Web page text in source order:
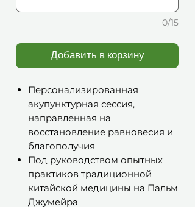
0/15
Добавить в корзину
Персонализированная
акупунктурная сессия,
направленная на
восстановление равновесия и
благополучия
Под руководством опытных
практиков традиционной
китайской медицины на Пальм
Джумейра